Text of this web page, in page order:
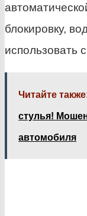
блокировку,
использовать
Читайте
стулья!
автомобиля